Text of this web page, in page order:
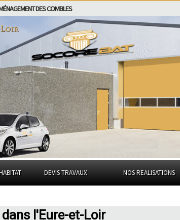
DES COMBLES
DEVIS TRAVAUX NOS REALISATIONS
dans l'Eure-et-Loir